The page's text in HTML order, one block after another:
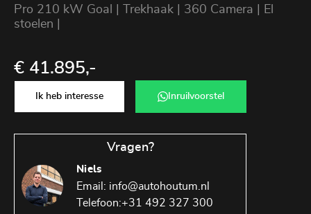
Pro 210 kW Goal | Trekhaak | 360 Camera | El
stoelen |
€ 41.895,-
Ik heb interesse Inruilvoorstel
Vragen?
Niels
Email: info@autohoutum.nl
Telefoon:+31 492 327 300